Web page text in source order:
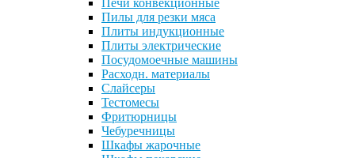
Печи конвекционные
Пилы для резки мяса
Плиты индукционные
Плиты электрические
Посудомоечные машины
Расходн. материалы
Слайсеры
Тестомесы
Фритюрницы
Чебуречницы
Шкафы жарочные